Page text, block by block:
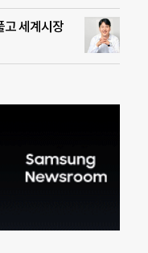
고 세계시장